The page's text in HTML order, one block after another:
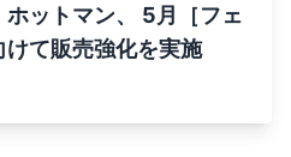
ットマン、 5月［フェ
て販売強化を実施